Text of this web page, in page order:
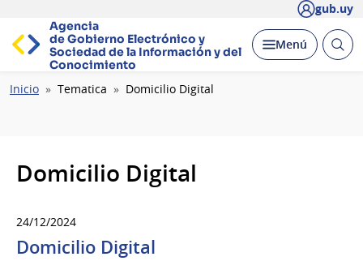
gub.uy
Agencia
de Gobierno Electrónico y
Sociedad de la Información y del
Conocimiento
Desplegar
Menú Abrir
Ruta
Inicio Tematica Domicilio Digital
Domicilio Digital
24/12/2024
Domicilio Digital